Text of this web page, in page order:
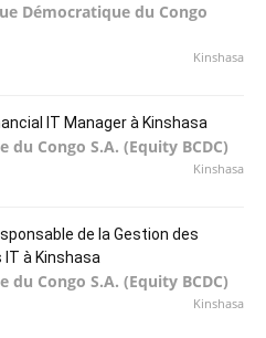
Démocratique du Congo
Kinshasa
IT Manager à Kinshasa
Congo S.A. (Equity BCDC)
Kinshasa
de la Gestion des
à Kinshasa
Congo S.A. (Equity BCDC)
Kinshasa